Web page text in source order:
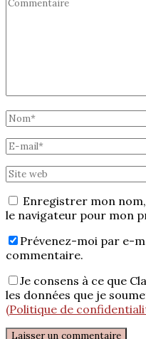
Enregistrer mon
le navigateur pour mon
Prévenez-moi par e-
commentaire.
Je consens à ce que
les données que je
(Politique de